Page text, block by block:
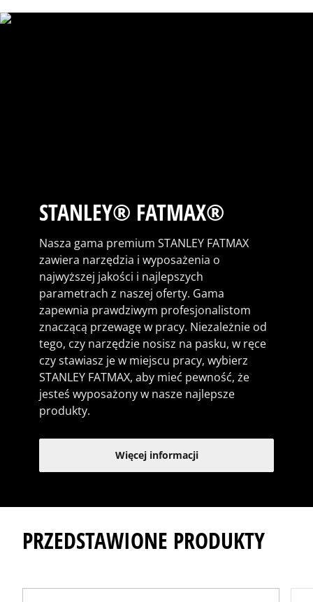
STANLEY® FATMAX®
Nasza gama premium STANLEY FATMAX
zawiera narzędzia i wyposażenia o
najwyższej jakości i najlepszych
parametrach z naszej oferty. Gama
zapewnia prawdziwym profesjonalistom
znaczącą przewagę w pracy. Niezależnie od
tego, czy narzędzie nosisz na pasku, w ręce
czy stawiasz je w miejscu pracy, wybierz
STANLEY FATMAX, aby mieć pewność, że
jesteś wyposażony w nasze najlepsze
produkty.
Więcej informacji
PRZEDSTAWIONE PRODUKTY